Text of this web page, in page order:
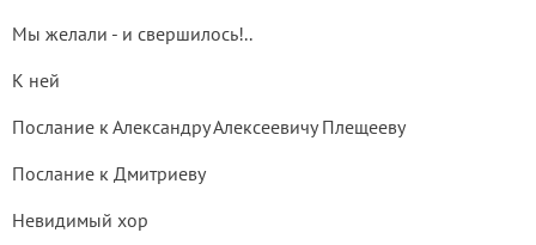
Мы желали - и свершилось!..
К ней
Послание к Александру Алексеевичу Плещееву
Послание к Дмитриеву
Невидимый хор